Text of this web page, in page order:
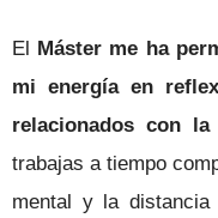
El Máster me ha
mi energía en
relacionados con
trabajas a tiempo
mental y la distancia